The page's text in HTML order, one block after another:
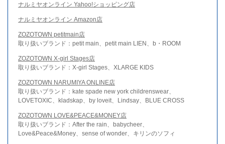
ナルミヤオンライン Yahoo!ショッピング店
ナルミヤオンライン Amazon店
ZOZOTOWN petitmain店
取り扱いブランド：petit main、petit main LIEN、b・ROOM
ZOZOTOWN X-girl Stages店
取り扱いブランド：X-girl Stages、XLARGE KIDS
ZOZOTOWN NARUMIYA ONLINE店
取り扱いブランド：kate spade new york childrenswear、
LOVETOXIC、kladskap、by loveit、Lindsay、BLUE CROSS
ZOZOTOWN LOVE&PEACE&MONEY店
取り扱いブランド：After the rain、babycheer、
Love&Peace&Money、sense of wonder、キリンのソフィ